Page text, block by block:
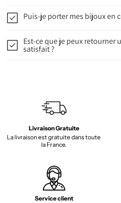
Puis-je porter mes bijoux en
Est-ce que je peux retourner
satisfait ?
Livraison Gratuite
La livraison est gratuite dans toute
la France.
Service client